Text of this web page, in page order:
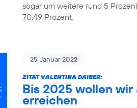
sogar um weitere rund 5
70,49 Prozent.
25. Januar 2022
ZITAT VALENTINA DAIBER:
Bis 2025 wollen wir
erreichen